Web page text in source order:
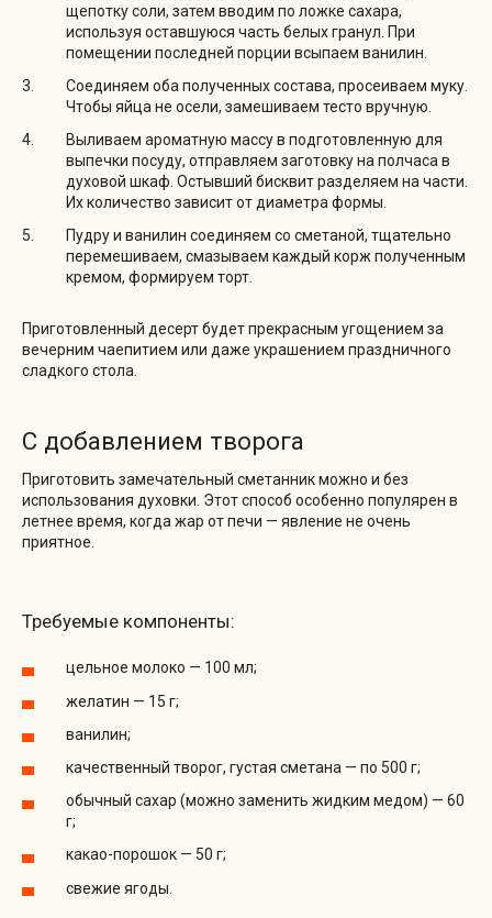
щепотку соли, затем вводим по ложке сахара,
используя оставшуюся часть белых гранул. При
помещении последней порции всыпаем ванилин.
Соединяем оба полученных состава, просеиваем муку.
Чтобы яйца не осели, замешиваем тесто вручную.
Выливаем ароматную массу в подготовленную для
выпечки посуду, отправляем заготовку на полчаса в
духовой шкаф. Остывший бисквит разделяем на части.
Их количество зависит от диаметра формы.
Пудру и ванилин соединяем со сметаной, тщательно
перемешиваем, смазываем каждый корж полученным
кремом, формируем торт.
Приготовленный десерт будет прекрасным угощением за
вечерним чаепитием или даже украшением праздничного
сладкого стола.
С добавлением творога
Приготовить замечательный сметанник можно и без
использования духовки. Этот способ особенно популярен в
летнее время, когда жар от печи — явление не очень
приятное.
Требуемые компоненты:
цельное молоко — 100 мл;
желатин — 15 г;
ванилин;
качественный творог, густая сметана — по 500 г;
обычный сахар (можно заменить жидким медом) — 60
г;
какао-порошок — 50 г;
свежие ягоды.